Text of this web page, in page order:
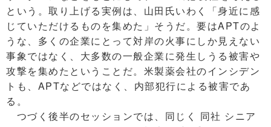
という。取り上げる実例は、山田氏いわく「身近に感
じていただけるものを集めた」そうだ。要はAPTのよ
うな、多くの企業にとって対岸の火事にしか見えない
事象ではなく、大多数の一般企業に発生しうる被害や
攻撃を集めたということだ。米製薬会社のインシデン
トも、APTなどではなく、内部犯行による被害であ
る。
つづく後半のセッションでは、同じく 同社 シニア